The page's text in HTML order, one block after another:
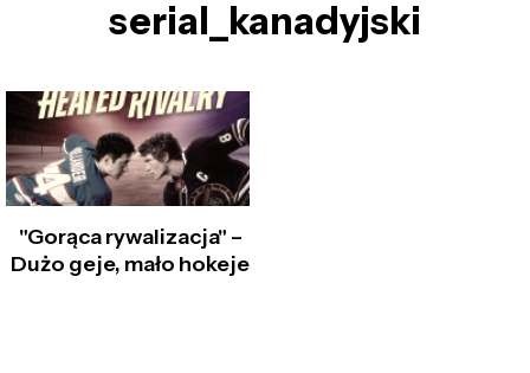
serial_kanadyjski
"Gorąca rywalizacja" –
Dużo geje, mało hokeje